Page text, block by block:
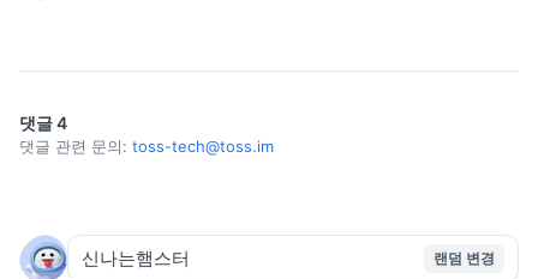
댓글4
댓글 관련 문의: toss-tech@toss.im
랜덤 변경